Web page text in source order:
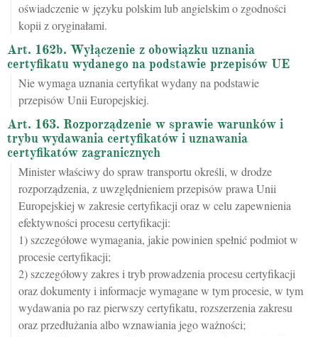
oświadczenie w języku polskim lub angielskim o zgodności
kopii z oryginałami.
Art. 162b. Wyłączenie z obowiązku uznania
certyfikatu wydanego na podstawie przepisów UE
Nie wymaga uznania certyfikat wydany na podstawie
przepisów Unii Europejskiej.
Art. 163. Rozporządzenie w sprawie warunków i
trybu wydawania certyfikatów i uznawania
certyfikatów zagranicznych
Minister właściwy do spraw transportu określi, w drodze
rozporządzenia, z uwzględnieniem przepisów prawa Unii
Europejskiej w zakresie certyfikacji oraz w celu zapewnienia
efektywności procesu certyfikacji:
1) szczegółowe wymagania, jakie powinien spełnić podmiot w
procesie certyfikacji;
2) szczegółowy zakres i tryb prowadzenia procesu certyfikacji
oraz dokumenty i informacje wymagane w tym procesie, w tym
wydawania po raz pierwszy certyfikatu, rozszerzenia zakresu
oraz przedłużania albo wznawiania jego ważności;